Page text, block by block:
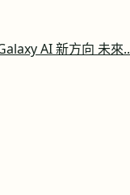
AI 新方向 未來..